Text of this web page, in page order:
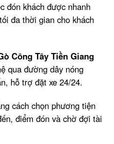
đón khách được nhanh
đa thời gian cho khách
Công Tây Tiền Giang
qua đường dây nóng
hỗ trợ đặt xe 24/24.
cách chọn phương tiện
điểm đón và chờ đợi tài